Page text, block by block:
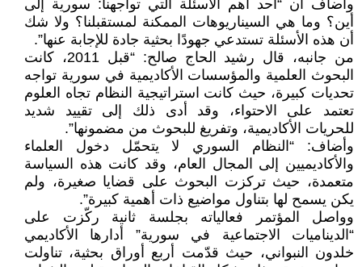
وأضاف أن “أحد أهم الأسئلة التي تواجهنا: سورية إلى
أين؟ وما هي السيناريوهات الممكنة لمستقبلنا؟ ولا شك
أن هذه الأسئلة تستدعي جهودًا بحثية جادة للإجابة عنها”.
من جانبه، قال رشيد الحاج صالح: “قبل 2011، كانت
البحوث العلمية والمؤسسات الأكاديمية في سورية تواجه
تحديات كبيرة، حيث كانت استراتيجية النظام تجاه العلوم
تعتمد على الاحتواء، وقد أدى ذلك إلى تقييد شديد
للحريات الأكاديمية، وتفريغ للبحوث من مضمونها”.
وأضاف: “النظام السوري لا يتحمّل دخول العلماء
والأكاديميين إلى المجال العام، وقد كانت هذه السياسة
متعمدة، حيث تركزت البحوث على قضايا صغيرة، ولم
يكن يسمح لها بتناول مواضيع ذات أهمية كبيرة”.
وواصل المؤتمر فعالياته بجلسة ثانية ركّزت على
“الديناميات الاجتماعية في سورية” أدارها الأكاديمي
خلدون النبواني، حيث قدّمت أربع أوراق بحثية، تناولت